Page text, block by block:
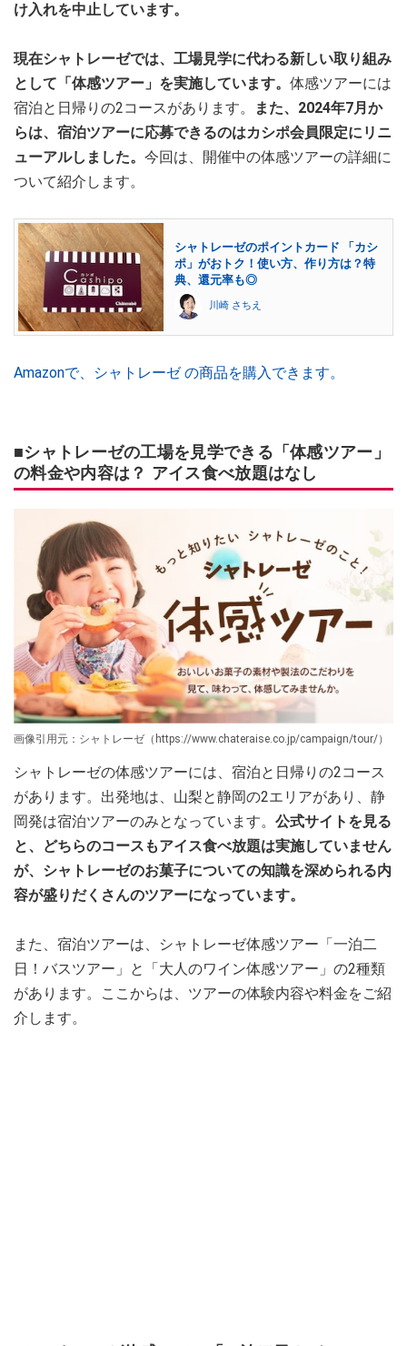
け入れを中止しています。
現在シャトレーゼでは、工場見学に代わる新しい取り組み
として「体感ツアー」を実施しています。 体感ツアーには
宿泊と日帰りの2コースがあります。
また、2024年7月か
らは、宿泊ツアーに応募できるのはカシポ会員限定にリニ
ューアルしました。 今回は、開催中の体感ツアーの詳細に
ついて紹介します。
シャトレーゼのポイントカード 「カシ
ポ」がおトク！使い方、作り方は？特
典、還元率も◎
川崎 さちえ
Amazonで、シャトレーゼ の商品を購入できます。
■シャトレーゼの工場を見学できる「体感ツアー」
の料金や内容は？ アイス食べ放題はなし
画像引用元：シャトレーゼ（https://www.chateraise.co.jp/campaign/tour/）
シャトレーゼの体感ツアーには、宿泊と日帰りの2コース
があります。出発地は、山梨と静岡の2エリアがあり、静
岡発は宿泊ツアーのみとなっています。 公式サイトを見る
と、どちらのコースもアイス食べ放題は実施していません
が、シャトレーゼのお菓子についての知識を深められる内
容が盛りだくさんのツアーになっています。
また、宿泊ツアーは、シャトレーゼ体感ツアー「一泊二
日！バスツアー」と「大人のワイン体感ツアー」の2種類
があります。ここからは、ツアーの体験内容や料金をご紹
介します。